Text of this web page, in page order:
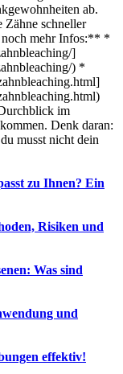
ab.
schneller
mehr Infos:** *
]
) *
im
Denk daran:
musst nicht dein
zu Ihnen? Ein
Risiken und
Was sind
und
effektiv!